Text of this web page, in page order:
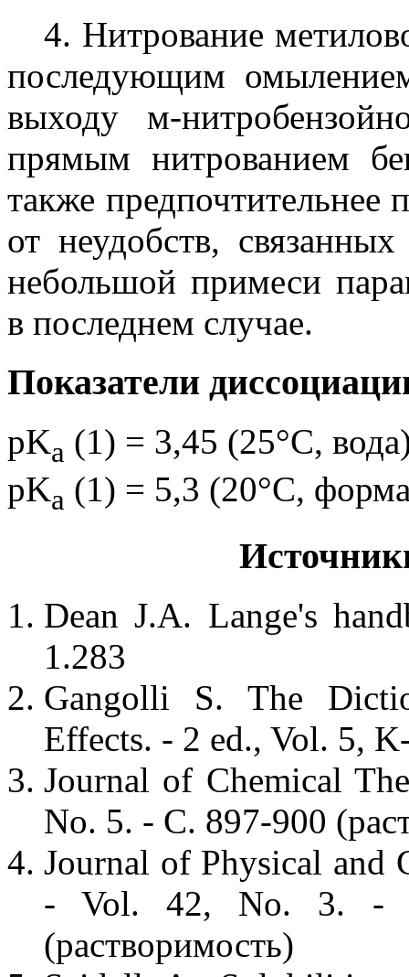
4. Нитрование
последующим
выходу м-
прямым нитрованием
также предпочтительнее
от неудобств,
небольшой примеси
в последнем случае.
Показатели
pKa (1) = 3,45 (25°C,
pKa (1) = 5,3 (20°C,
Dean J.A. Lange's
1.283
Gangolli S. The
Effects. - 2 ed., Vol. 5,
Journal of Chemical
No. 5. - С. 897-900
Journal of Physical and
- Vol. 42, No. 3. -
(растворимость)